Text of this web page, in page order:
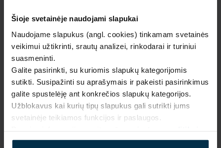
Šioje svetainėje naudojami slapukai
Naudojame slapukus (angl. cookies) tinkamam svetainės
veikimui užtikrinti, srautų analizei, rinkodarai ir turiniui
suasmeninti.
Galite pasirinkti, su kuriomis slapukų kategorijomis
sutikti. Susipažinti su aprašymais ir pakeisti pasirinkimus
galite spustelėję ant konkrečios slapukų kategorijos.
Užblokavus kai kurių tipų slapukus gali sutrikti jums
svetainėje teikiamos funkcijos ir paslaugos.
2.naudojant
saulės
energiją
3.
Inovatyvūs
gamybos
sprendimai
Firminė ir
internetinė
parduotuvė
Produkcija
kaina
aukščiausios kokybės lino
tekstilės gaminiai be jokių
tarpininkų mokesčių.